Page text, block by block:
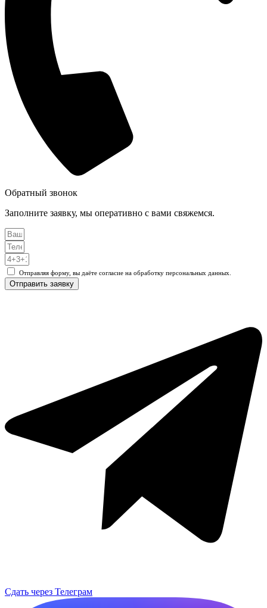
Обратный звонок
Заполните заявку, мы оперативно с вами свяжемся.
Отправляя форму, вы даёте согласие на обработку персональных данных.
Отправить заявку
Сдать через Телеграм